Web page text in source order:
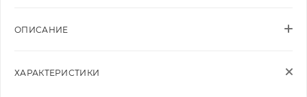
ОПИСАНИЕ
ХАРАКТЕРИСТИКИ